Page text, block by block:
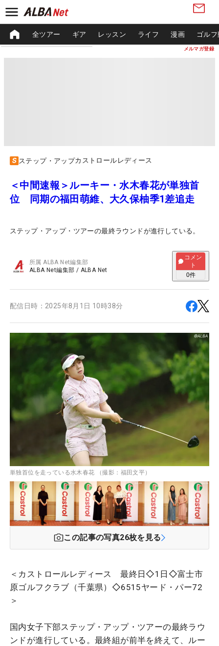
メルマガ登録
全ツアー ギア レッスン ライフ 漫画 ゴル
ステップ・アップカストロールレディース
＜中間速報＞ルーキー・水木春花が単独首
位 同期の福田萌維、大久保柚季1差追走
ステップ・アップ・ツアーの最終ラウンドが進行している。
所属ALBA Net編集部
ALBA Net編集部 / ALBA Net
コメン
ト
0件
配信日時： 2025年8月1日 10時38分
単独首位を走っている水木春花 （撮影：福田文平）
この記事の写真26枚を見る
＜カストロールレディース 最終日◇1日◇富士市
原ゴルフクラブ（千葉県）◇6515ヤード・パー72
＞
国内女子下部ステップ・アップ・ツアーの最終ラウ
ンドが進行している。最終組が前半を終えて、ルー